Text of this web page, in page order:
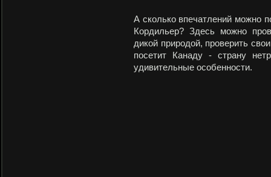
А сколько впечатлений можно
Кордильер? Здесь можно
дикой природой, проверить
посетит Канаду - страну
удивительные особенности.